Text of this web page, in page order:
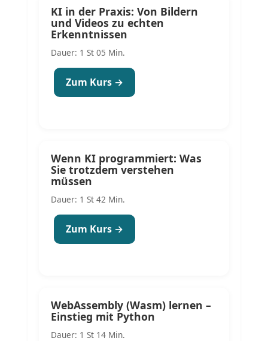
KI in der Praxis: Von Bildern
und Videos zu echten
Erkenntnissen
Dauer: 1 St 05 Min.
Zum Kurs →
Wenn KI programmiert: Was
Sie trotzdem verstehen
müssen
Dauer: 1 St 42 Min.
Zum Kurs →
WebAssembly (Wasm) lernen –
Einstieg mit Python
Dauer: 1 St 14 Min.